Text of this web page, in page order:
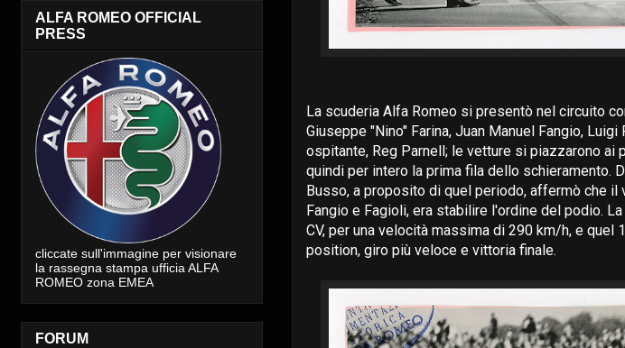
La scuderia Alfa Romeo si presentò nel circuito
Giuseppe "Nino" Farina, Juan Manuel Fangio,
ospitante, Reg Parnell; le vetture si piazzarono
quindi per intero la prima fila dello schieramento.
Busso, a proposito di quel periodo, affermò che il
Fangio e Fagioli, era stabilire l'ordine del podio.
CV, per una velocità massima di 290 km/h, e quel
position, giro più veloce e vittoria finale.
ALFA ROMEO OFFICIAL
PRESS
cliccate sull'immagine per visionare
la rassegna stampa ufficia ALFA
ROMEO zona EMEA
FORUM